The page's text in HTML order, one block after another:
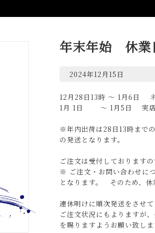
年末年始 休業
2024年12月15日
12月28日13時 ～ 1月6日 ネ
1月 1日 ～ 1月5日 実店
※年内出荷は28日13時まで
の発送となります。
ご注文は受付しております
※ ご注文・お問い合わせに
となります。 そのため、休
連休明けに順次発送をさせ
ご注文状況にもよりますが
を賜りますようお願い致しま